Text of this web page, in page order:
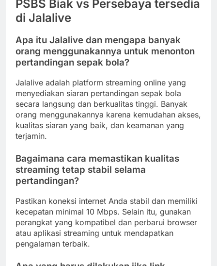
PSBS Biak vs Persebaya tersedia
di Jalalive
Apa itu Jalalive dan mengapa banyak
orang menggunakannya untuk menonton
pertandingan sepak bola?
Jalalive adalah platform streaming online yang
menyediakan siaran pertandingan sepak bola
secara langsung dan berkualitas tinggi. Banyak
orang menggunakannya karena kemudahan akses,
kualitas siaran yang baik, dan keamanan yang
terjamin.
Bagaimana cara memastikan kualitas
streaming tetap stabil selama
pertandingan?
Pastikan koneksi internet Anda stabil dan memiliki
kecepatan minimal 10 Mbps. Selain itu, gunakan
perangkat yang kompatibel dan perbarui browser
atau aplikasi streaming untuk mendapatkan
pengalaman terbaik.